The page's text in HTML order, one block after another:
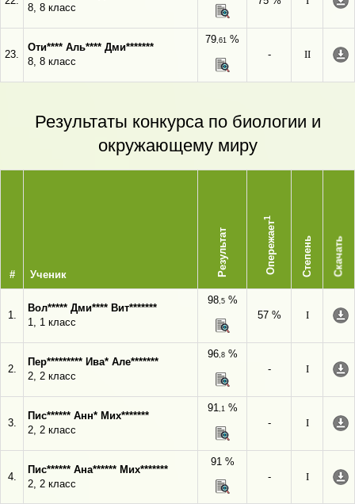
8, 8 класс
23.
Оти**** Аль**** Дми*******
8, 8 класс
79,61 %
-
II
Результаты конкурса по биологии и
окружающему миру
# Ученик Результат Опережает
1
Степень Скачать
1.
Вол***** Дми**** Вит*******
1, 1 класс
98,5%
57 %
I
2.
Пер********* Ива* Але*******
2, 2 класс
96,8%
-
I
3.
Пис****** Анн* Мих*******
2, 2 класс
91,1%
-
I
4.
Пис****** Ана****** Мих*******
2, 2 класс
91 %
-
I